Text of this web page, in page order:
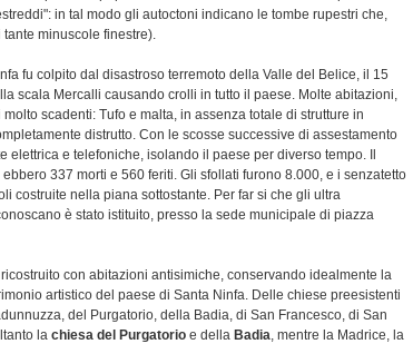
in tal modo gli autoctoni indicano le tombe rupestri che,
minuscole finestre).
fu colpito dal disastroso terremoto della Valle del Belice, il 15
scala Mercalli causando crolli in tutto il paese. Molte abitazioni,
scadenti: Tufo e malta, in assenza totale di strutture in
distrutto. Con le scosse successive di assestamento
e telefoniche, isolando il paese per diverso tempo. Il
337 morti e 560 feriti. Gli sfollati furono 8.000, e i senzatetto
costruite nella piana sottostante. Per far si che gli ultra
è stato istituito, presso la sede municipale di piazza
con abitazioni antisimiche, conservando idealmente la
artistico del paese di Santa Ninfa. Delle chiese preesistenti
del Purgatorio, della Badia, di San Francesco, di San
la chiesa del Purgatorio e della Badia, mentre la Madrice, la